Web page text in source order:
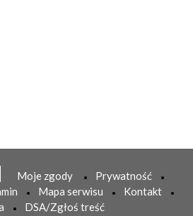
Moje zgody
Prywatność
Mapa serwisu
Kontakt
DSA/Zgłoś treść